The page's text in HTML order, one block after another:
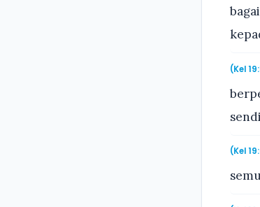
(Kel
(Kel